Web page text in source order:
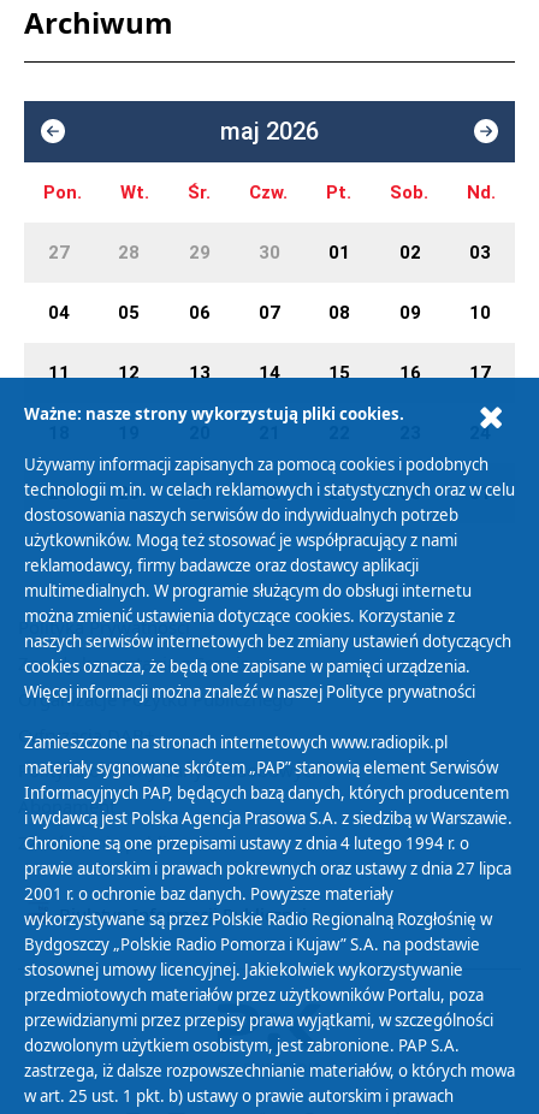
Archiwum
maj 2026
Pon. Wt. Śr. Czw. Pt. Sob. Nd.
27 28 29 30 01 02 03
04 05 06 07 08 09 10
11 12 13 14 15 16 17
24
25 26 27 28 29 30 31
Polityka Prywatności
Zasady korzystania z Serwisu
Organizacje Pożytku Publicznego
Cyfryzacja DAB+
Polityka ochrony danych osobowych
Abonament
Zamówienia publiczne
Biuletyn Informacji Publicznej
Ważne: nasze strony wykorzystują pliki cookies.
Używamy informacji zapisanych za pomocą cookies i podobnych
technologii m.in. w celach reklamowych i statystycznych oraz w celu
dostosowania naszych serwisów do indywidualnych potrzeb
użytkowników. Mogą też stosować je współpracujący z nami
reklamodawcy, firmy badawcze oraz dostawcy aplikacji
multimedialnych. W programie służącym do obsługi internetu
można zmienić ustawienia dotyczące cookies. Korzystanie z
naszych serwisów internetowych bez zmiany ustawień dotyczących
cookies oznacza, że będą one zapisane w pamięci urządzenia.
Więcej informacji można znaleźć w naszej Polityce prywatności
Zamieszczone na stronach internetowych www.radiopik.pl
materiały sygnowane skrótem „PAP” stanowią element Serwisów
Informacyjnych PAP, będących bazą danych, których producentem
i wydawcą jest Polska Agencja Prasowa S.A. z siedzibą w Warszawie.
Chronione są one przepisami ustawy z dnia 4 lutego 1994 r. o
prawie autorskim i prawach pokrewnych oraz ustawy z dnia 27 lipca
2001 r. o ochronie baz danych. Powyższe materiały
wykorzystywane są przez Polskie Radio Regionalną Rozgłośnię w
Bydgoszczy „Polskie Radio Pomorza i Kujaw” S.A. na podstawie
stosownej umowy licencyjnej. Jakiekolwiek wykorzystywanie
przedmiotowych materiałów przez użytkowników Portalu, poza
przewidzianymi przez przepisy prawa wyjątkami, w szczególności
dozwolonym użytkiem osobistym, jest zabronione. PAP S.A.
zastrzega, iż dalsze rozpowszechnianie materiałów, o których mowa
w art. 25 ust. 1 pkt. b) ustawy o prawie autorskim i prawach